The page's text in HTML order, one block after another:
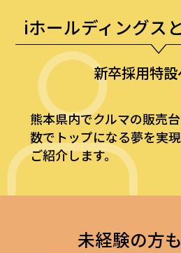
iホールディングス
新卒採用特
熊本県内でクルマの販売
数でトップになる夢を実
ご紹介します。
未経験の方